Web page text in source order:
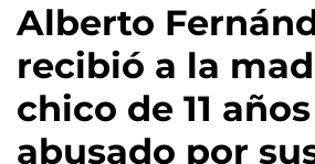
Alberto
recibió a la
chico de 11
abusado por